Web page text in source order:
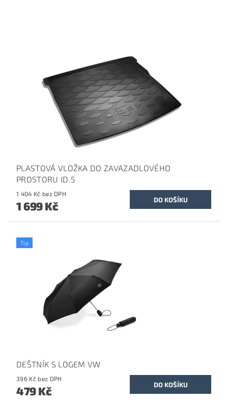
PLASTOVÁ VLOŽKA DO ZAVAZADLOVÉHO
PROSTORU ID.5
1 404 Kč bez DPH
1 699 Kč
Tip
DEŠTNÍK S LOGEM VW
396 Kč bez DPH
479 Kč